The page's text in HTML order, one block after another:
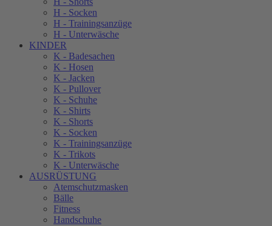
H - Socken
H - Trainingsanzüge
H - Unterwäsche
KINDER
K - Badesachen
K - Hosen
K - Jacken
K - Pullover
K - Schuhe
K - Shirts
K - Shorts
K - Socken
K - Trainingsanzüge
K - Trikots
K - Unterwäsche
AUSRÜSTUNG
Atemschutzmasken
Bälle
Fitness
Handschuhe